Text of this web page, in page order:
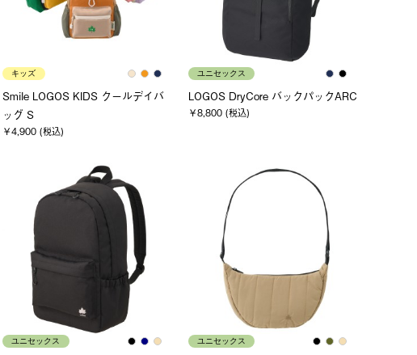
キッズ
Smile LOGOS KIDS クールデイバ
ッグ S
￥4,900 (税込)
ユニセックス
LOGOS DryCore バックパックARC
￥8,800 (税込)
ユニセックス ユニセックス